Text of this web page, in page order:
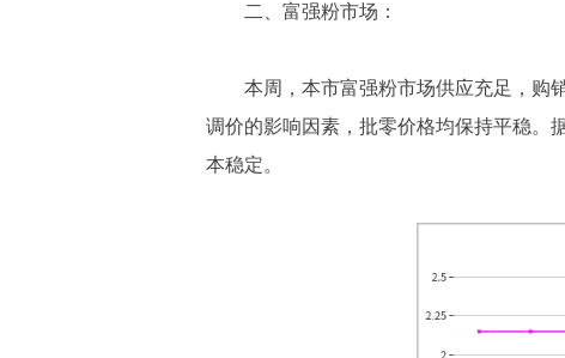
二、富强粉市场：
本周，本市富强粉市场供应充足，购
调价的影响因素，批零价格均保持平稳。
本稳定。